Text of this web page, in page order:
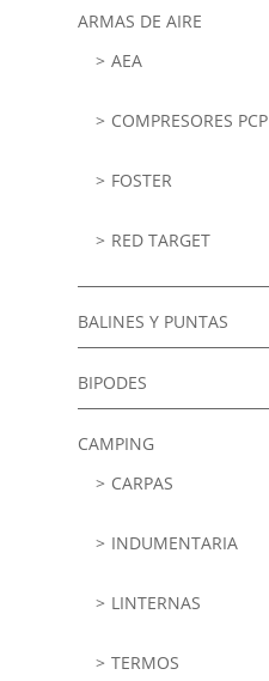
ARMAS DE AIRE
AEA
COMPRESORES PCP
FOSTER
RED TARGET
BALINES Y PUNTAS
BIPODES
CAMPING
CARPAS
INDUMENTARIA
LINTERNAS
TERMOS